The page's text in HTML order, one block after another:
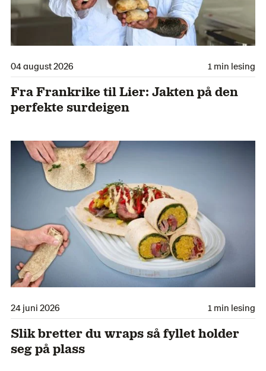
04 august 2026 1 min lesing
Fra Frankrike til Lier: Jakten på den
perfekte surdeigen
24 juni 2026 1 min lesing
Slik bretter du wraps så fyllet holder
seg på plass